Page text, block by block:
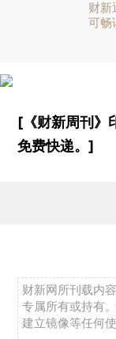
财新
可畅
[《财新周刊》
免费快递。]
财新网所刊载内
专属所有或持有
建立镜像等任何使